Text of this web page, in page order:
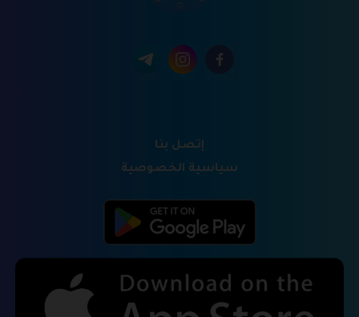
إتصل بنا
سياسية الخصوصية